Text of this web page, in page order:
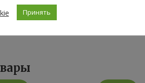
Для младшего
школьного возраста.
Принять